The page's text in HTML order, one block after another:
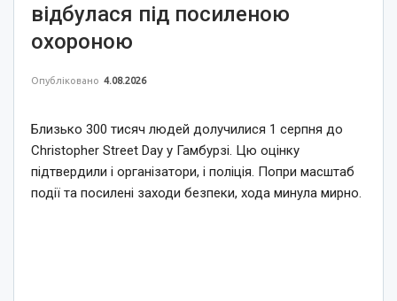
відбулася під посиленою
охороною
Опубліковано 4.08.2026
Близько 300 тисяч людей долучилися 1 серпня до
Christopher Street Day у Гамбурзі. Цю оцінку
підтвердили і організатори, і поліція. Попри масштаб
події та посилені заходи безпеки, хода минула мирно.